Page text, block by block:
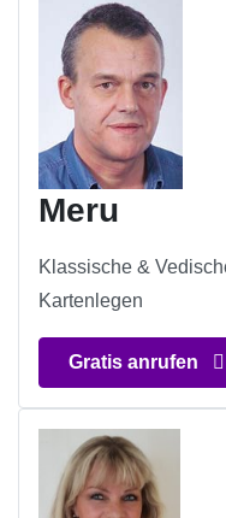
Meru
Klassische &
Kartenlegen
Gratis anrufen